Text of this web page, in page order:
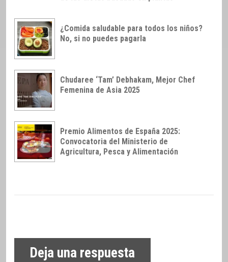
¿Comida saludable para todos los niños?
No, si no puedes pagarla
Chudaree ‘Tam’ Debhakam, Mejor Chef
Femenina de Asia 2025
Premio Alimentos de España 2025:
Convocatoria del Ministerio de
Agricultura, Pesca y Alimentación
Deja una respuesta